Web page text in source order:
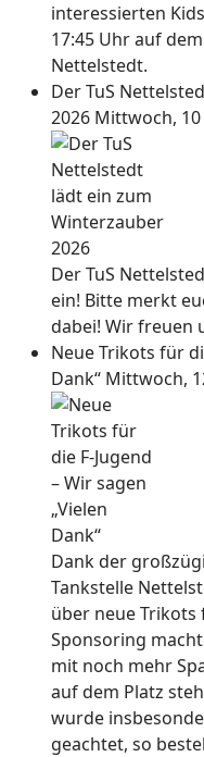
interessierten
17:45 Uhr auf
Nettelstedt.
Der TuS
2026 Mittwoch, 10
Der TuS
ein! Bitte merkt
dabei! Wir freuen
Neue Trikots für
Dank“ Mittwoch,
Dank der
Tankstelle
über neue
Sponsoring
mit noch mehr
auf dem Platz
wurde
geachtet, so